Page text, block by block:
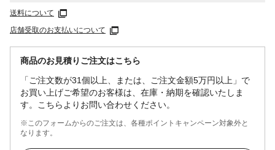
送料について
店舗受取のお支払いについて
商品のお見積りご注文はこちら
「ご注文数が31個以上、または、ご注文金額5万円以上」で
お買い上げご希望のお客様は、在庫・納期を確認いたしま
す。こちらよりお問い合わせください。
※このフォームからのご注文は、各種ポイントキャンペーン対象外と
なります。